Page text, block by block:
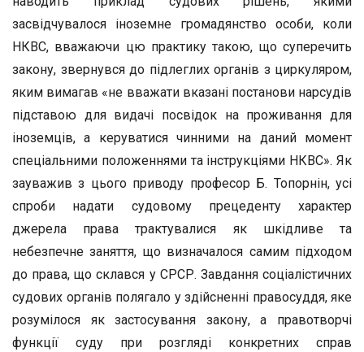
засвідчувалося іноземне громадянство особи, коли
НКВС, вважаючи цю практику такою, що суперечить
закону, звернувся до підлеглих органів з циркуляром,
яким вимагав «не вважати вказані постанови нарсудів
підставою для видачі посвідок на проживання для
іноземців, а керуватися чинними на даний момент
спеціальними положеннями та інструкціями НКВС». Як
зауважив з цього приводу професор Б. Топорнін, усі
спроби надати судовому прецеденту характер
джерела права трактувалися як шкідливе та
небезпечне заняття, що визначалося самим підходом
до права, що склався у СРСР. Завдання соціалістичних
судових органів полягало у здійсненні правосуддя, яке
розумілося як застосування закону, а правотворчі
функції суду при розгляді конкретних справ